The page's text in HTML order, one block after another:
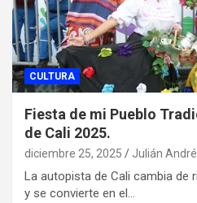
CULTURA
Fiesta de mi Pueblo
de Cali 2025.
diciembre 25, 2025 Julián
La autopista de Cali cambia de
y se convierte en el…